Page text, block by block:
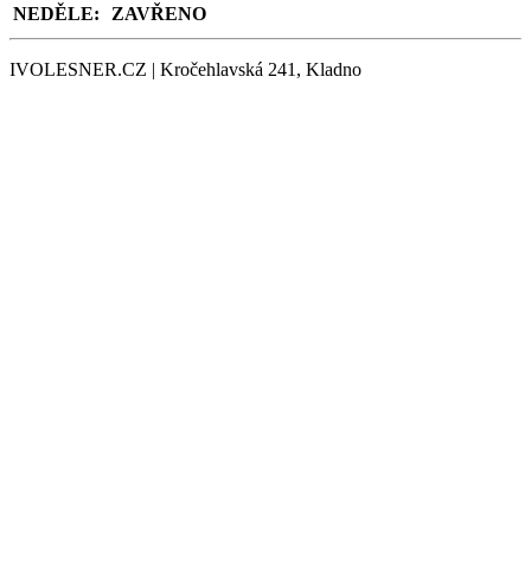
NEDĚLE:
ZAVŘENO
IVOLESNER.CZ | Kročehlavská 241, Kladno